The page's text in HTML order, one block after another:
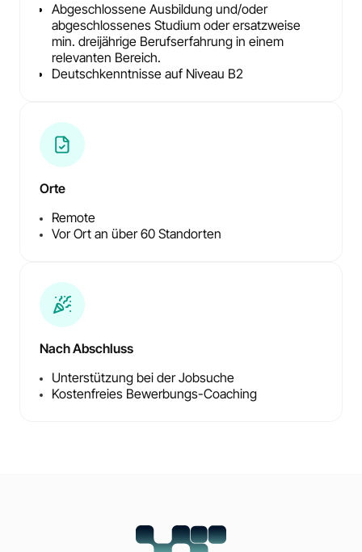
Abgeschlossene Ausbildung und/oder
abgeschlossenes Studium oder ersatzweise
min. dreijährige Berufserfahrung in einem
relevanten Bereich.
Deutschkenntnisse auf Niveau B2
Orte
Remote
Vor Ort an über 60 Standorten
Nach Abschluss
Unterstützung bei der Jobsuche
Kostenfreies Bewerbungs-Coaching